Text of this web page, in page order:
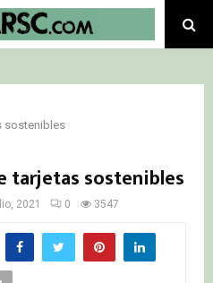
sostenibles
tarjetas sostenibles
2021 0 3547